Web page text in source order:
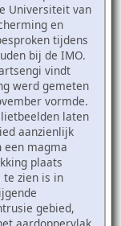
Universiteit van
en
tijdens
bij de IMO.
vindt
werd gemeten
vormde.
laten
aanzienlijk
een magma
plaats
te zien is in
gebied,